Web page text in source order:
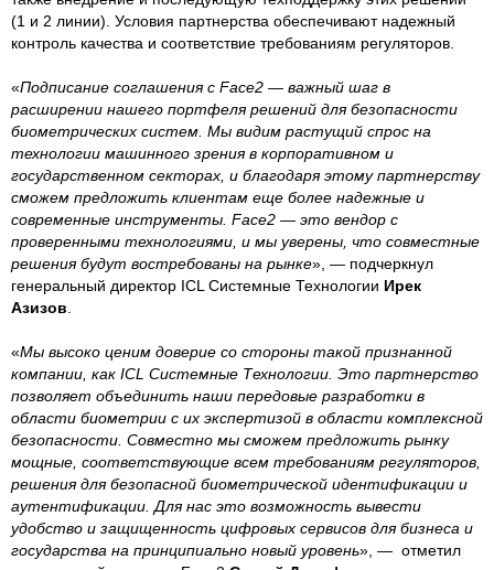
(1 и 2 линии). Условия партнерства обеспечивают надежный
контроль качества и соответствие требованиям регуляторов.
«Подписание соглашения с Face2 — важный шаг в
расширении нашего портфеля решений для безопасности
биометрических систем. Мы видим растущий спрос на
технологии машинного зрения в корпоративном и
государственном секторах, и благодаря этому партнерству
сможем предложить клиентам еще более надежные и
современные инструменты. Face2 — это вендор с
проверенными технологиями, и мы уверены, что совместные
решения будут востребованы на рынке», — подчеркнул
генеральный директор ICL Системные Технологии Ирек
Азизов
«Мы высоко ценим доверие со стороны такой признанной
компании, как ICL Системные Технологии. Это партнерство
позволяет объединить наши передовые разработки в
области биометрии с их экспертизой в области комплексной
безопасности. Совместно мы сможем предложить рынку
мощные, соответствующие всем требованиям регуляторов,
решения для безопасной биометрической идентификации и
аутентификации. Для нас это возможность вывести
удобство и защищенность цифровых сервисов для бизнеса и
государства на принципиально новый уровень», — отметил